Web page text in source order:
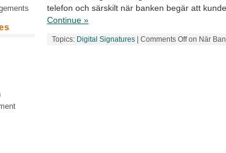
telefon och särskilt när banken begär att
Continue »
Topics: Digital Signatures Comments Offon När